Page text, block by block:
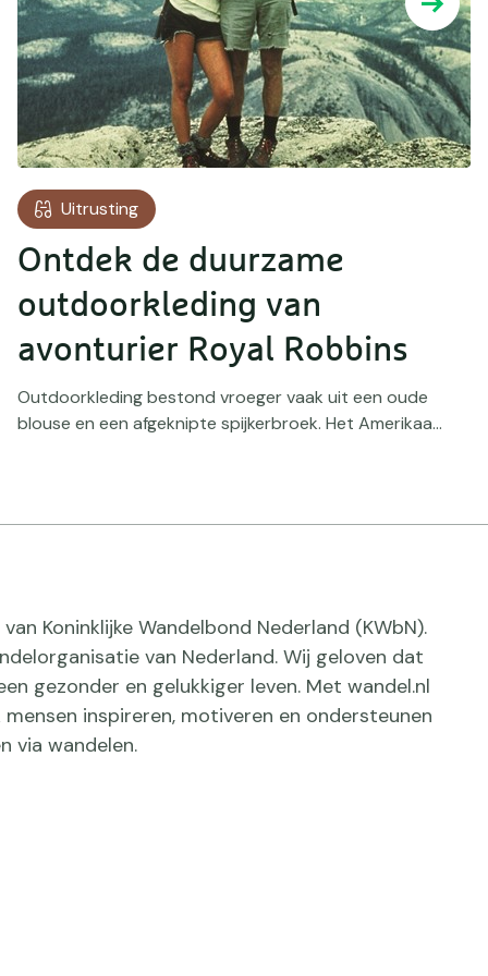
Uitrusting
Ontdek de duurzame
outdoorkleding van
avonturier Royal Robbins
Outdoorkleding bestond vroeger vaak uit een oude
blouse en een afgeknipte spijkerbroek. Het Amerikaa...
Koninklijke Wandelbond Nederland (KWbN).
van Nederland. Wij geloven dat
gezonder en gelukkiger leven. Met wandel.nl
inspireren, motiveren en ondersteunen
via wandelen.